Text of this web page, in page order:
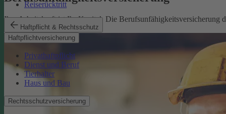
Reiserücktritt
Haftpflicht & Rechtsschutz
Haftpflichtversicherung
Privathaftpflicht
Dienst und Beruf
Tierhalter
Haus und Bau
Rechtsschutzversicherung
Ihre Arbeitskraft ist Ihr Kapital. Die
Mehr erfahren